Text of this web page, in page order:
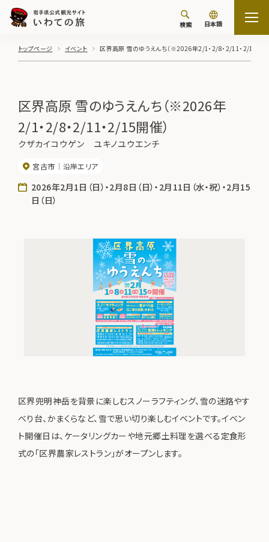
検索 日本語
トップページ イベント 区界高原 雪のゆうえんち（※2026年2/1・2/8・2/11・2/15開催
区界高原 雪のゆうえんち（※2026年
2/1・2/8・2/11・2/15開催）
クザカイコウゲン ユキノユウエンチ
宮古市 沿岸エリア
2026年2月1日（日）・2月8日（日）・2月11日（水・祝）・2月15
日（日）
区界兜明神岳を背景に楽しむスノーラフティング、雪の迷路やす
べり台、かまくらなど、雪で思い切り楽しむイベントです。イベン
ト開催日は、ケータリングカーや地元郷土料理を選べる定食形
式の「区界農家レストラン」がオープンします。